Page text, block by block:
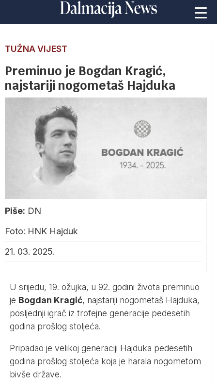
TUŽNA VIJEST
Preminuo je Bogdan Kragić,
najstariji nogometaš Hajduka
Piše: DN
Foto: HNK Hajduk
21. 03. 2025.
U srijedu, 19. ožujka, u 92. godini života preminuo
je Bogdan Kragić, najstariji nogometaš Hajduka,
posljednji igrač iz trofejne generacije pedesetih
godina prošlog stoljeća.
Pripadao je velikoj generaciji Hajduka pedesetih
godina prošlog stoljeća koja je harala nogometom
bivše države.